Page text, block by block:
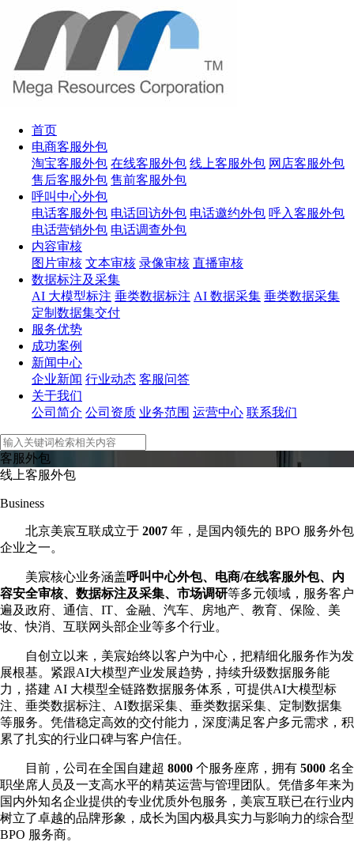
首页
电商客服外包
淘宝客服外包 在线客服外包 线上客服外包 网店客服外包
售后客服外包 售前客服外包
呼叫中心外包
电话客服外包 电话回访外包 电话邀约外包 呼入客服外包
电话营销外包 电话调查外包
内容审核
图片审核 文本审核 录像审核 直播审核
数据标注及采集
AI 大模型标注 垂类数据标注 AI 数据采集 垂类数据采集
定制数据集交付
服务优势
成功案例
新闻中心
企业新闻 行业动态 客服问答
关于我们
公司简介 公司资质 业务范围 运营中心 联系我们
客服外包
线上客服外包
Business
北京美宸互联成立于 2007 年，是国内领先的 BPO 服务外包
企业之一。
美宸核心业务涵盖呼叫中心外包、电商/在线客服外包、内
容安全审核、数据标注及采集、市场调研等多元领域，服务客户
遍及政府、通信、IT、金融、汽车、房地产、教育、保险、美
妆、快消、互联网头部企业等多个行业。
自创立以来，美宸始终以客户为中心，把精细化服务作为发
展根基。紧跟AI大模型产业发展趋势，持续升级数据服务能
力，搭建 AI 大模型全链路数据服务体系，可提供AI大模型标
注、垂类数据标注、AI数据采集、垂类数据采集、定制数据集
等服务。凭借稳定高效的交付能力，深度满足客户多元需求，积
累了扎实的行业口碑与客户信任。
目前，公司在全国自建超 8000 个服务座席，拥有 5000 名全
职坐席人员及一支高水平的精英运营与管理团队。凭借多年来为
国内外知名企业提供的专业优质外包服务，美宸互联已在行业内
树立了卓越的品牌形象，成长为国内极具实力与影响力的综合型
BPO 服务商。